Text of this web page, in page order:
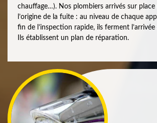
chauffage…). Nos plombiers arrivés sur
l’origine de la fuite : au niveau de chaque
fin de l’inspection rapide, ils ferment l’arrivée
Ils établissent un plan de réparation.